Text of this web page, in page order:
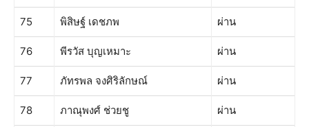
75 พิสิษฐ์ เดชภพ ผ่าน
76 พีรวัส บุญเหมาะ ผ่าน
77 ภัทรพล จงศิริลักษณ์ ผ่าน
78 ภาณุพงศ์ ช่วยชู ผ่าน